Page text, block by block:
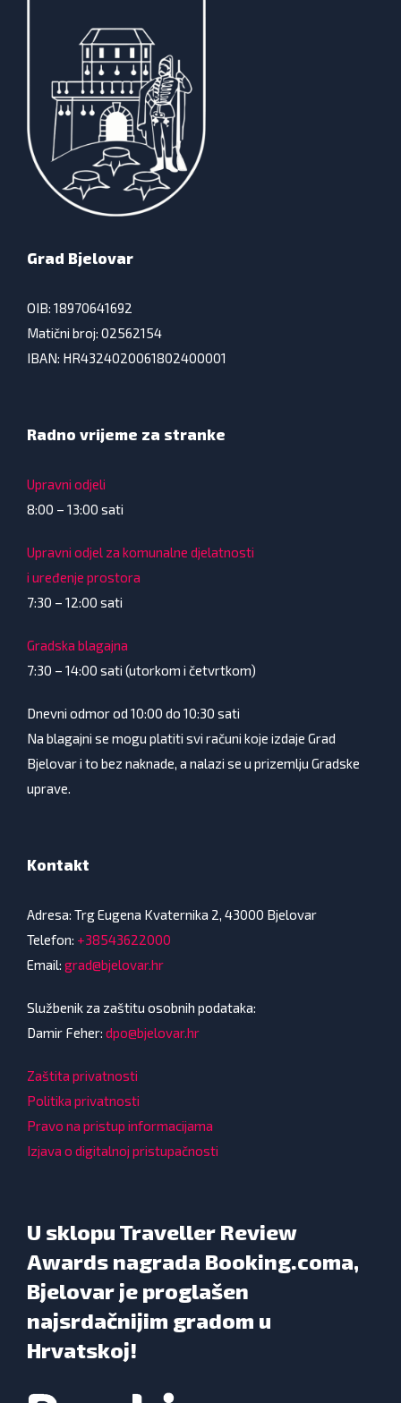
Grad Bjelovar
OIB: 18970641692
Matični broj: 02562154
IBAN: HR4324020061802400001
Radno vrijeme za stranke
Upravni odjeli
8:00 – 13:00 sati
Upravni odjel za komunalne djelatnosti
i uređenje prostora
7:30 – 12:00 sati
Gradska blagajna
7:30 – 14:00 sati (utorkom i četvrtkom)
Dnevni odmor od 10:00 do 10:30 sati
Na blagajni se mogu platiti svi računi koje izdaje Grad
Bjelovar i to bez naknade, a nalazi se u prizemlju Gradske
uprave.
Kontakt
Adresa: Trg Eugena Kvaternika 2, 43000 Bjelovar
Telefon: +38543622000
Email: grad@bjelovar.hr
Službenik za zaštitu osobnih podataka:
Damir Feher: dpo@bjelovar.hr
Zaštita privatnosti
Politika privatnosti
Pravo na pristup informacijama
Izjava o digitalnoj pristupačnosti
U sklopu Traveller Review
Awards nagrada Booking.coma,
Bjelovar je proglašen
najsrdačnijim gradom u
Hrvatskoj!